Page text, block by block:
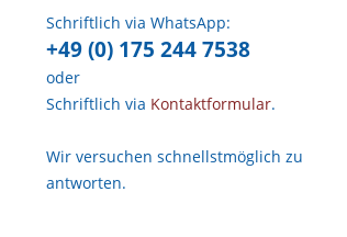
Schriftlich via WhatsApp:
+49 (0) 175 244 7538
oder
Schriftlich via Kontaktformular.
Wir versuchen schnellstmöglich zu
antworten.